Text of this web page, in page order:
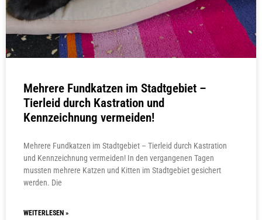
Mehrere Fundkatzen im Stadtgebiet –
Tierleid durch Kastration und
Kennzeichnung vermeiden!
Mehrere Fundkatzen im Stadtgebiet – Tierleid durch Kastration
und Kennzeichnung vermeiden! In den vergangenen Tagen
mussten mehrere Katzen und Kitten im Stadtgebiet gesichert
werden. Die
WEITERLESEN »